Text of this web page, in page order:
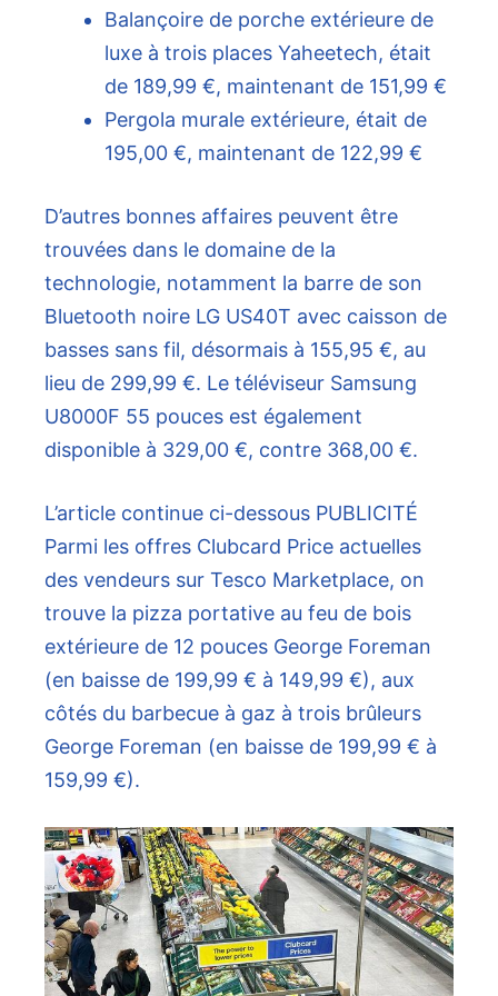
Balançoire de porche extérieure de
luxe à trois places Yaheetech, était
de 189,99 €, maintenant de 151,99 €
Pergola murale extérieure, était de
195,00 €, maintenant de 122,99 €
D’autres bonnes affaires peuvent être
trouvées dans le domaine de la
technologie, notamment la barre de son
Bluetooth noire LG US40T avec caisson de
basses sans fil, désormais à 155,95 €, au
lieu de 299,99 €. Le téléviseur Samsung
U8000F 55 pouces est également
disponible à 329,00 €, contre 368,00 €.
L’article continue ci-dessous PUBLICITÉ
Parmi les offres Clubcard Price actuelles
des vendeurs sur Tesco Marketplace, on
trouve la pizza portative au feu de bois
extérieure de 12 pouces George Foreman
(en baisse de 199,99 € à 149,99 €), aux
côtés du barbecue à gaz à trois brûleurs
George Foreman (en baisse de 199,99 € à
159,99 €).